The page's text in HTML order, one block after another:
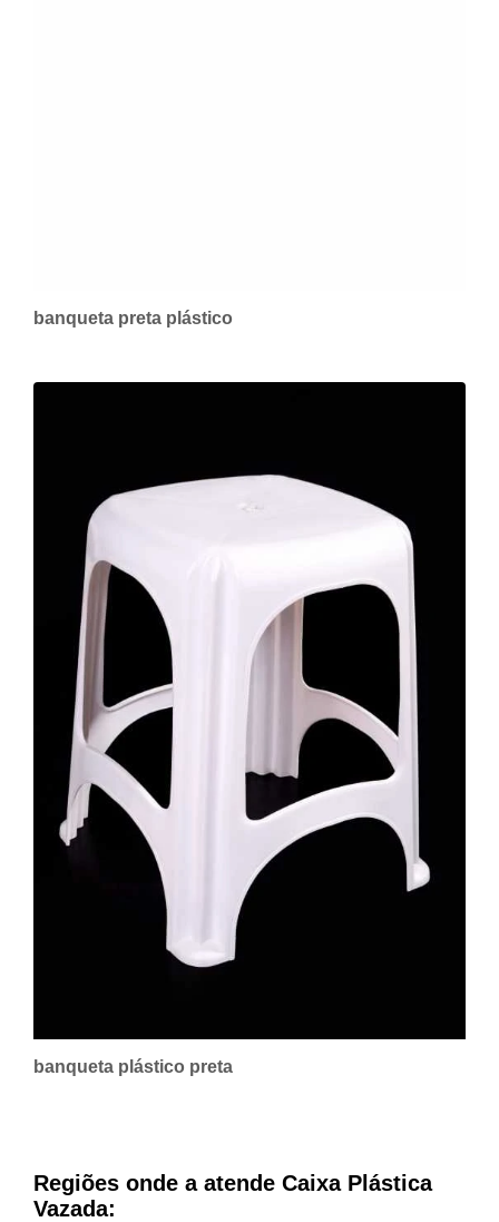
banqueta preta plástico
banqueta plástico preta
Regiões onde a atende Caixa Plástica
Vazada: